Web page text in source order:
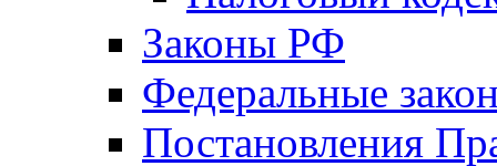
Законы РФ
Федеральные
Постановления